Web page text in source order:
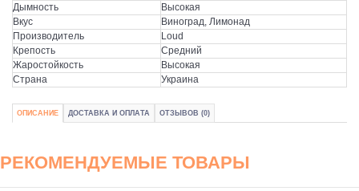
Дымность
Высокая
Вкус
Виноград, Лимонад
Производитель
Loud
Крепость
Средний
Жаростойкость
Высокая
Страна
Украина
ОПИСАНИЕ ДОСТАВКА И ОПЛАТА ОТЗЫВОВ (0)
РЕКОМЕНДУЕМЫЕ ТОВАРЫ